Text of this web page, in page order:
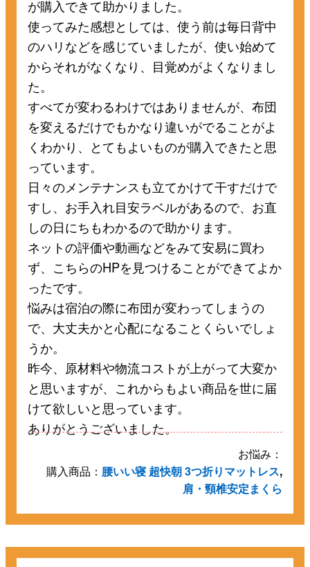
が購入できて助かりました。
使ってみた感想としては、使う前は毎日背中
のハリなどを感じていましたが、使い始めて
からそれがなくなり、目覚めがよくなりまし
た。
すべてが変わるわけではありませんが、布団
を変えるだけでもかなり違いがでることがよ
くわかり、とてもよいものが購入できたと思
っています。
日々のメンテナンスも立てかけて干すだけで
すし、お手入れ目安ラベルがあるので、お直
しの日にちもわかるので助かります。
ネットの評価や動画などをみて安易に買わ
ず、こちらのHPを見つけることができてよか
ったです。
悩みは宿泊の際に布団が変わってしまうの
で、大丈夫かと心配になることくらいでしょ
うか。
昨今、原材料や物流コストが上がって大変か
と思いますが、これからもよい商品を世に届
けて欲しいと思っています。
ありがとうございました。
お悩み：
購入商品： 腰いい寝 超快朝 3つ折りマットレス,
肩・頸椎安定まくら